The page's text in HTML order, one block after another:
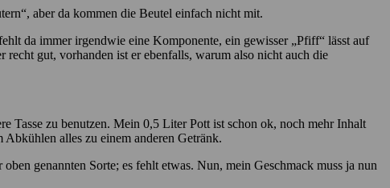
aber da kommen die Beutel einfach nicht mit.
da immer irgendwie eine Komponente, ein gewisser „Pfiff“ lässt auf
gut, vorhanden ist er ebenfalls, warum also nicht auch die
Tasse zu benutzen. Mein 0,5 Liter Pott ist schon ok, noch mehr Inhalt
alles zu einem anderen Getränk.
genannten Sorte; es fehlt etwas. Nun, mein Geschmack muss ja nun